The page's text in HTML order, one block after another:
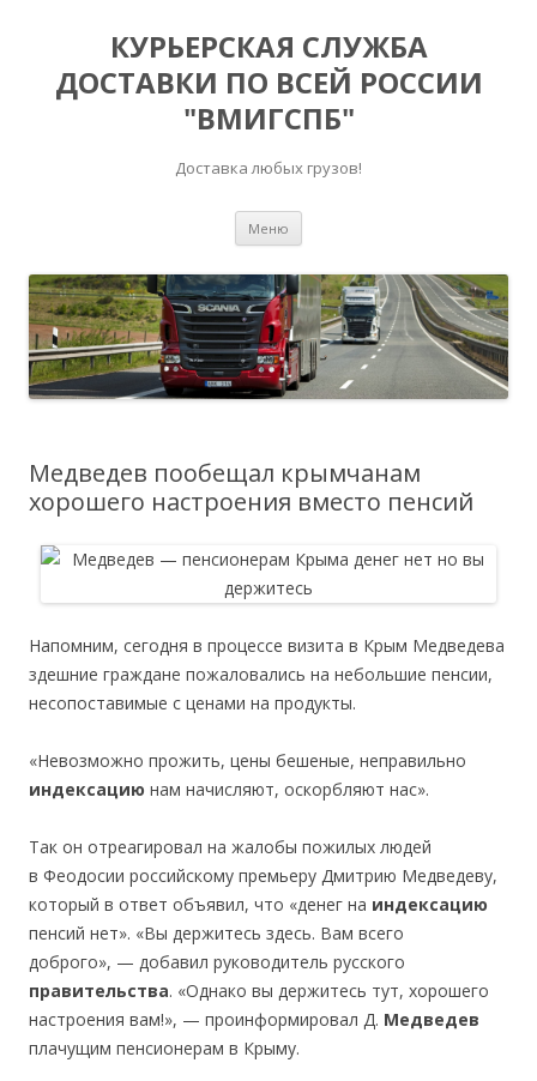
КУРЬЕРСКАЯ СЛУЖБА
ДОСТАВКИ ПО ВСЕЙ РОССИИ
"ВМИГСПБ"
Доставка любых грузов!
Меню
Медведев пообещал крымчанам
хорошего настроения вместо пенсий
Напомним, сегодня в процессе визита в Крым Медведева
здешние граждане пожаловались на небольшие пенсии,
несопоставимые с ценами на продукты.
«Невозможно прожить, цены бешеные, неправильно
индексацию нам начисляют, оскорбляют нас».
Так он отреагировал на жалобы пожилых людей
в Феодосии российскому премьеру Дмитрию Медведеву,
который в ответ объявил, что «денег на индексацию
пенсий нет». «Вы держитесь здесь. Вам всего
доброго», — добавил руководитель русского
правительства. «Однако вы держитесь тут, хорошего
настроения вам!», — проинформировал Д. Медведев
плачущим пенсионерам в Крыму.